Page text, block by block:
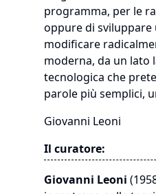
programma, per le
oppure di sviluppare
modificare
moderna, da un lato
tecnologica che
parole più semplici,
Giovanni Leoni
Il curatore:
Giovanni Leoni